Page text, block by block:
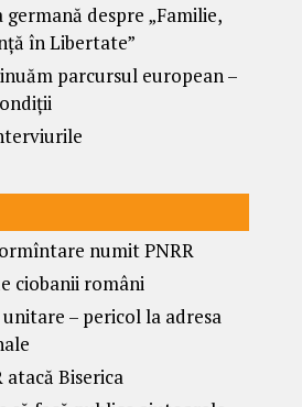
despre „Familie,
în Libertate”
parcursul european –
numit PNRR
ciobanii români
– pericol la adresa
Biserica